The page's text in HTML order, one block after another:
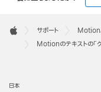
Footer

サポート
Motion
Motionのテキストの「
日本